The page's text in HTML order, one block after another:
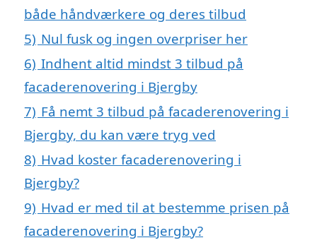
både håndværkere og deres tilbud
5) Nul fusk og ingen overpriser her
6) Indhent altid mindst 3 tilbud på
facaderenovering i Bjergby
7) Få nemt 3 tilbud på facaderenovering i
Bjergby, du kan være tryg ved
8) Hvad koster facaderenovering i
Bjergby?
9) Hvad er med til at bestemme prisen på
facaderenovering i Bjergby?